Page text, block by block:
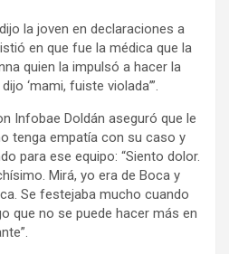
la joven en declaraciones a
en que fue la médica que la
quien la impulsó a hacer la
‘mami, fuiste violada’”.
Infobae Doldán aseguró que le
tenga empatía con su caso y
para ese equipo: “Siento dolor.
Mirá, yo era de Boca y
Se festejaba mucho cuando
que no se puede hacer más en